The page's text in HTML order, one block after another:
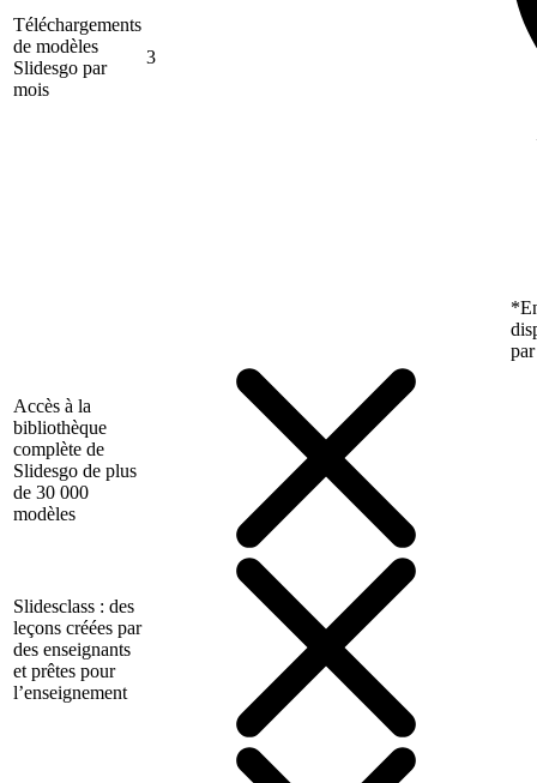
Téléchargements
de modèles
Slidesgo par
mois
3
Accès à la
bibliothèque
complète de
Slidesgo de plus
de 30 000
modèles
Slidesclass : des
leçons créées par
des enseignants
et prêtes pour
l’enseignement